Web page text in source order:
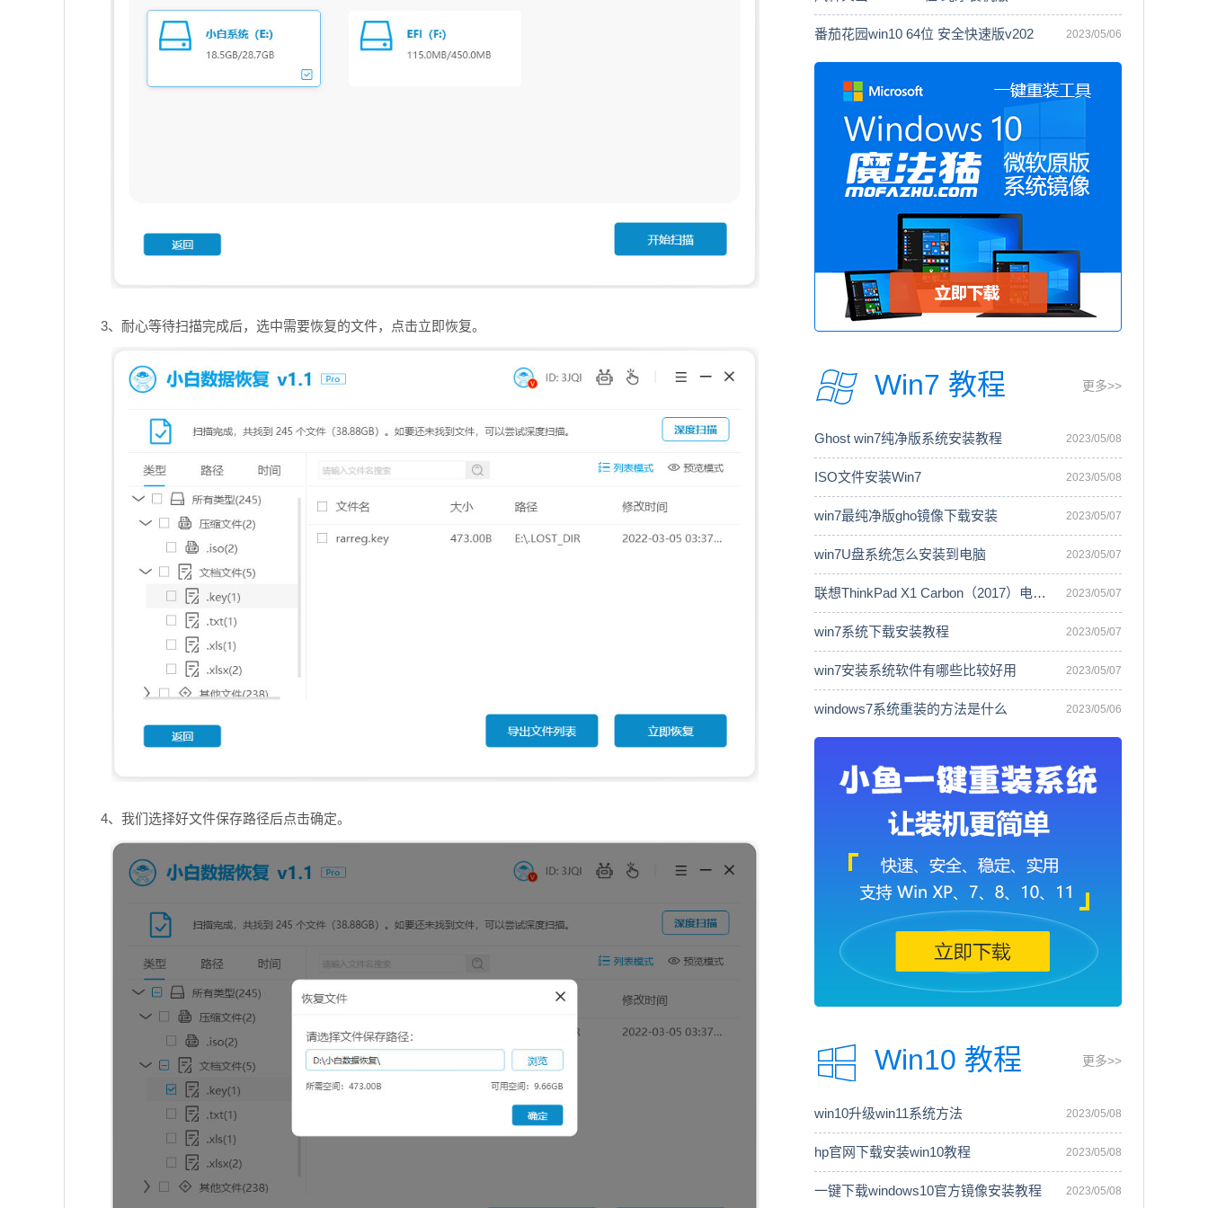
3、耐心等待扫描完成后，选中需要恢复的文件，点击立即恢复。
4、我们选择好文件保存路径后点击确定。
番茄花园win10 64位 安全快速版v202 2023/05/06
Win7 教程 更多>>
Ghost win7纯净版系统安装教程 2023/05/08
ISO文件安装Win7 2023/05/08
win7最纯净版gho镜像下载安装 2023/05/07
win7U盘系统怎么安装到电脑 2023/05/07
联想ThinkPad X1 Carbon（2017）电脑安 2023/05/07
win7系统下载安装教程 2023/05/07
win7安装系统软件有哪些比较好用 2023/05/07
windows7系统重装的方法是什么 2023/05/06
Win10 教程 更多>>
win10升级win11系统方法 2023/05/08
hp官网下载安装win10教程 2023/05/08
一键下载windows10官方镜像安装教程 2023/05/08